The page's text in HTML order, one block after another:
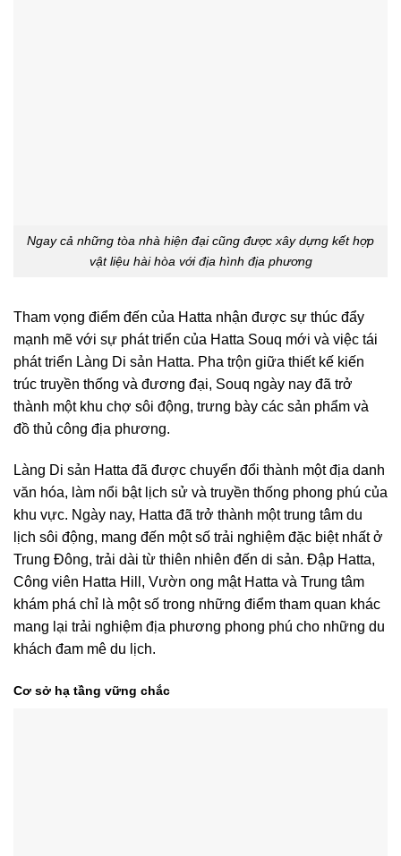
Ngay cả những tòa nhà hiện đại cũng được xây dựng kết hợp
vật liệu hài hòa với địa hình địa phương
Tham vọng điểm đến của Hatta nhận được sự thúc đẩy
mạnh mẽ với sự phát triển của Hatta Souq mới và việc tái
phát triển Làng Di sản Hatta. Pha trộn giữa thiết kế kiến
trúc truyền thống và đương đại, Souq ngày nay đã trở
thành một khu chợ sôi động, trưng bày các sản phẩm và
đồ thủ công địa phương.
Làng Di sản Hatta đã được chuyển đổi thành một địa danh
văn hóa, làm nổi bật lịch sử và truyền thống phong phú của
khu vực. Ngày nay, Hatta đã trở thành một trung tâm du
lịch sôi động, mang đến một số trải nghiệm đặc biệt nhất ở
Trung Đông, trải dài từ thiên nhiên đến di sản. Đập Hatta,
Công viên Hatta Hill, Vườn ong mật Hatta và Trung tâm
khám phá chỉ là một số trong những điểm tham quan khác
mang lại trải nghiệm địa phương phong phú cho những du
khách đam mê du lịch.
Cơ sở hạ tầng vững chắc